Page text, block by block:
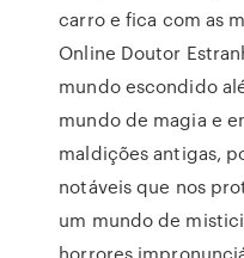
carro e fica com as
Online Doutor
mundo escondido
mundo de magia e
maldições antigas,
notáveis que nos
um mundo de
horrores